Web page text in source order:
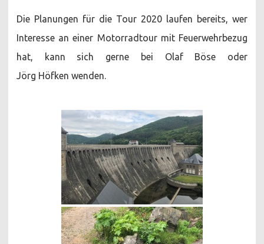
Die Planungen für die Tour 2020 laufen bereits, wer
Interesse an einer Motorradtour mit Feuerwehrbezug
hat, kann sich gerne bei Olaf Böse oder
Jörg Höfken wenden.